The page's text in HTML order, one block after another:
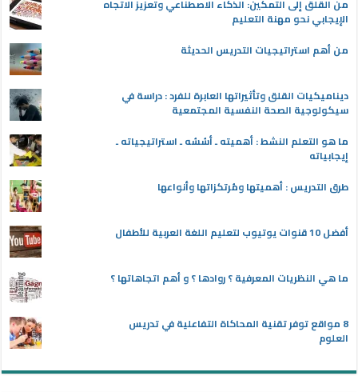
من القلق إلى التمكين: الذكاء الاصطناعي وتعزيز الاتجاه
الإيجابي نحو مهنة التعليم
من أهم استراتيجيات التدريس الحديثة
ديناميكيات القلق وتأثيراتها العابرة للفرد : دراسة في
سيكولوجية الصحة النفسية المجتمعية
ما هو التعلم النشط : أهميته ـ أسُسُه ـ استراتيجياته ـ
إيجابياته
طرق التدريس : أهميتها ومُرتكزاتها وأنواعها
أفضل 10 قنوات يوتيوب لتعليم اللغة العربية للأطفال
ما هي النظريات المعرفية ؟ روادها ؟ و أهم اتجاهاتها ؟
8 مواقع توفر تقنية المحاكاة التفاعلية في تدريس
العلوم